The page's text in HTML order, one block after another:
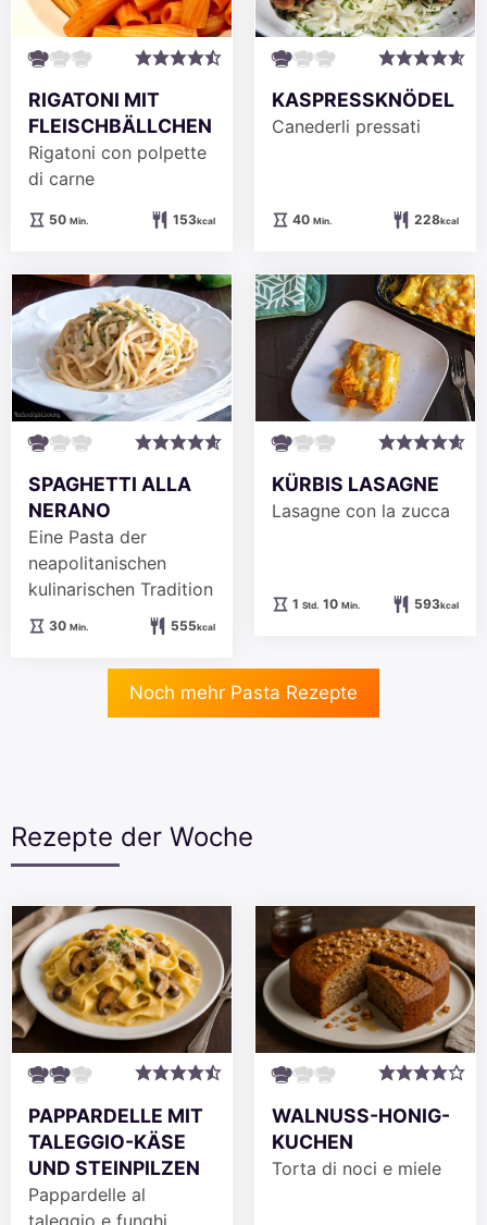
RIGATONI MIT
FLEISCHBÄLLCHEN
Rigatoni con polpette
di carne
50Minuten
Min. 153kcal
KASPRESSKNÖDEL
Canederli pressati
40Minuten
Min. 228kcal
SPAGHETTI ALLA
NERANO
Eine Pasta der
neapolitanischen
kulinarischen Tradition
30Minuten
Min. 555kcal
KÜRBIS LASAGNE
Lasagne con la zucca
1Stunde
Std. 10Minuten
Min. 593kcal
Noch mehr Pasta Rezepte
Rezepte der Woche
PAPPARDELLE MIT
TALEGGIO-KÄSE
UND STEINPILZEN
Pappardelle al
taleggio e funghi
WALNUSS-HONIG-
KUCHEN
Torta di noci e miele